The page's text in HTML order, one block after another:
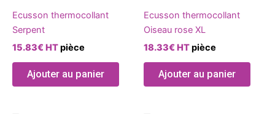
Ecusson thermocollant
Serpent
15.83€HTpièce
Ajouter au panier
Ecusson thermocollant
Oiseau rose XL
18.33€HTpièce
Ajouter au panier